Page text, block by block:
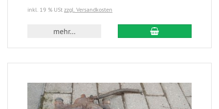
inkl. 19 % USt zzgl. Versandkosten
mehr...